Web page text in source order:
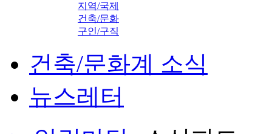
지역/국제
건축/문화
구인/구직
건축/문화계 소식
뉴스레터